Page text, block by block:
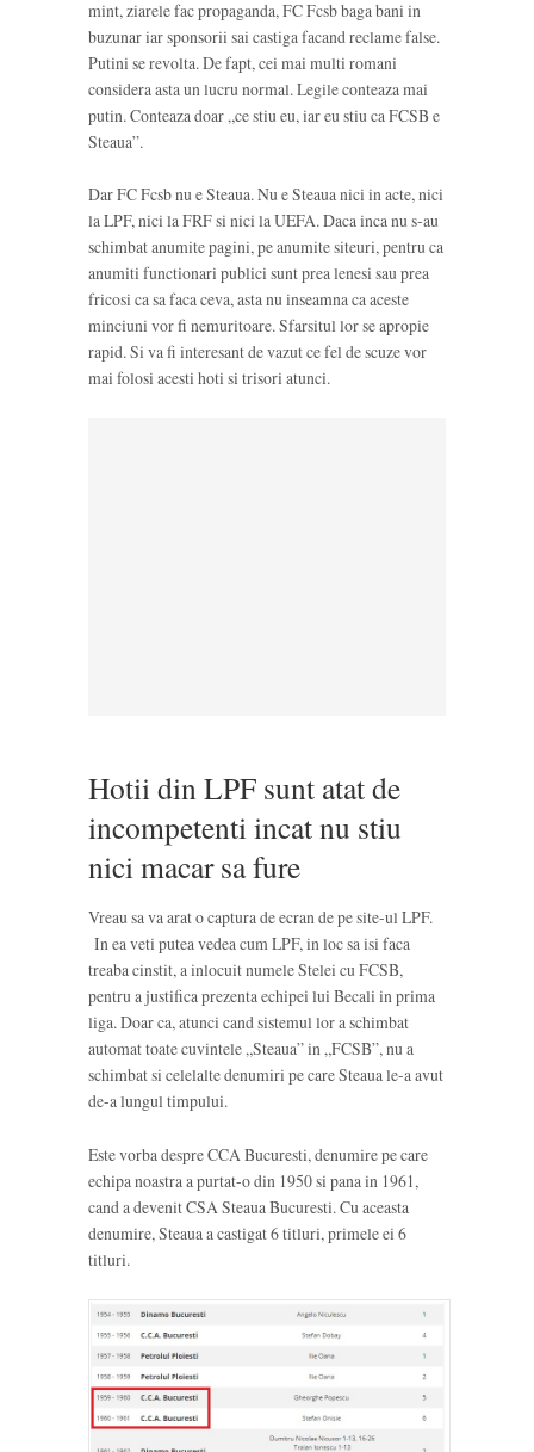
mint, ziarele fac propaganda, FC Fcsb baga bani in
buzunar iar sponsorii sai castiga facand reclame false.
Putini se revolta. De fapt, cei mai multi romani
considera asta un lucru normal. Legile conteaza mai
putin. Conteaza doar „ce stiu eu, iar eu stiu ca FCSB e
Steaua”.
Dar FC Fcsb nu e Steaua. Nu e Steaua nici in acte, nici
la LPF, nici la FRF si nici la UEFA. Daca inca nu s-au
schimbat anumite pagini, pe anumite siteuri, pentru ca
anumiti functionari publici sunt prea lenesi sau prea
fricosi ca sa faca ceva, asta nu inseamna ca aceste
minciuni vor fi nemuritoare. Sfarsitul lor se apropie
rapid. Si va fi interesant de vazut ce fel de scuze vor
mai folosi acesti hoti si trisori atunci.
Hotii din LPF sunt atat de
incompetenti incat nu stiu
nici macar sa fure
Vreau sa va arat o captura de ecran de pe site-ul LPF.
In ea veti putea vedea cum LPF, in loc sa isi faca
treaba cinstit, a inlocuit numele Stelei cu FCSB,
pentru a justifica prezenta echipei lui Becali in prima
liga. Doar ca, atunci cand sistemul lor a schimbat
automat toate cuvintele „Steaua” in „FCSB”, nu a
schimbat si celelalte denumiri pe care Steaua le-a avut
de-a lungul timpului.
Este vorba despre CCA Bucuresti, denumire pe care
echipa noastra a purtat-o din 1950 si pana in 1961,
cand a devenit CSA Steaua Bucuresti. Cu aceasta
denumire, Steaua a castigat 6 titluri, primele ei 6
titluri.